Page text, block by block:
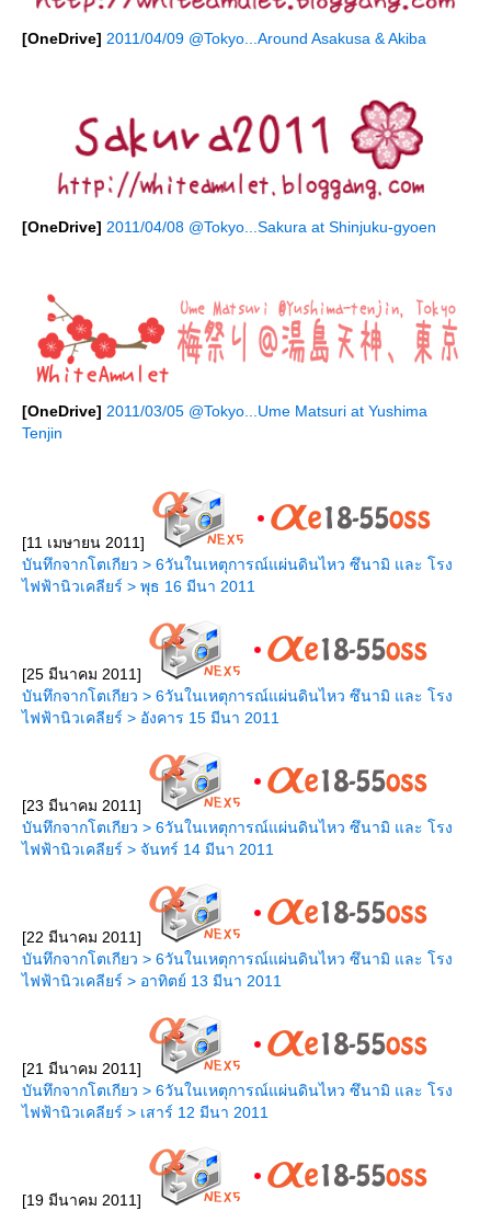
[OneDrive] 2011/04/09 @Tokyo...Around Asakusa & Akiba
[OneDrive] 2011/04/08 @Tokyo...Sakura at Shinjuku-gyoen
[OneDrive] 2011/03/05 @Tokyo...Ume Matsuri at Yushima
Tenjin
[11 เมษายน 2011]
บันทึกจากโตเกียว > 6วันในเหตุการณ์แผ่นดินไหว ซึนามิ และ โรง
ไฟฟ้านิวเคลียร์ > พุธ 16 มีนา 2011
[25 มีนาคม 2011]
บันทึกจากโตเกียว > 6วันในเหตุการณ์แผ่นดินไหว ซึนามิ และ โรง
ไฟฟ้านิวเคลียร์ > อังคาร 15 มีนา 2011
[23 มีนาคม 2011]
บันทึกจากโตเกียว > 6วันในเหตุการณ์แผ่นดินไหว ซึนามิ และ โรง
ไฟฟ้านิวเคลียร์ > จันทร์ 14 มีนา 2011
[22 มีนาคม 2011]
บันทึกจากโตเกียว > 6วันในเหตุการณ์แผ่นดินไหว ซึนามิ และ โรง
ไฟฟ้านิวเคลียร์ > อาทิตย์ 13 มีนา 2011
[21 มีนาคม 2011]
บันทึกจากโตเกียว > 6วันในเหตุการณ์แผ่นดินไหว ซึนามิ และ โรง
ไฟฟ้านิวเคลียร์ > เสาร์ 12 มีนา 2011
[19 มีนาคม 2011]